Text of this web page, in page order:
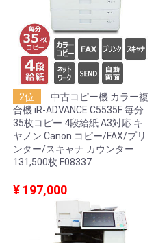
2位
中古コピー機 カラー複
合機 iR-ADVANCE C5535F 毎分
35枚コピー 4段給紙 A3対応 キ
ヤノン Canon コピー/FAX/プリ
ンター/スキャナ カウンター
131,500枚 F08337
¥ 197,000